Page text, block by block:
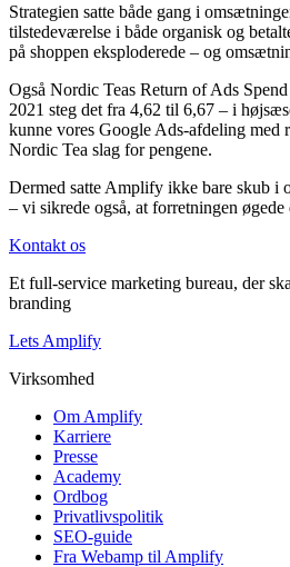
Strategien satte både gang i
tilstedeværelse i både organisk og
på shoppen eksploderede – og
Også Nordic Teas Return of Ads
2021 steg det fra 4,62 til 6,67 – i
kunne vores Google Ads-afdeling med
Nordic Tea slag for pengene.
Dermed satte Amplify ikke bare skub i
– vi sikrede også, at forretningen øgede
Kontakt os
Et full-service marketing bureau, der
branding
Lets Amplify
Virksomhed
Om Amplify
Karriere
Presse
Academy
Ordbog
Privatlivspolitik
SEO-guide
Fra Webamp til Amplify